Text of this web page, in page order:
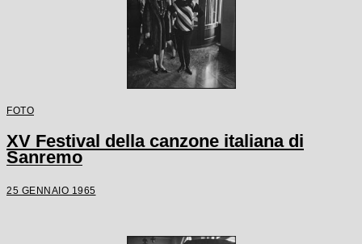
FOTO
XV Festival della canzone italiana di
Sanremo
25 GENNAIO 1965